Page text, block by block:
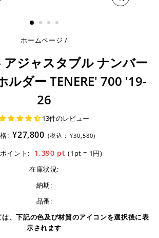
閉
ホームページ /
アジャスタブル ナンバー
ルダー TENERE' 700 '19-
26
13件のレビュー
: ¥27,800 (税込 : ¥30,580)
イント: 1,390 pt(1pt = 1円)
在庫状況:
納期:
品番:
、下記の色及び材質のアイコンを選択後に表
示されます